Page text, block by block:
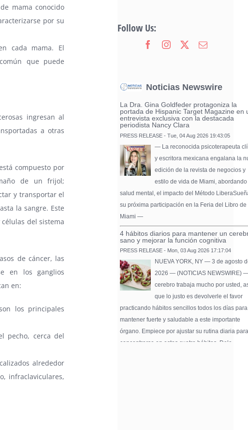
mama conocido
por su
cada mama. El
que puede
ingresan al
a otras
compuesto por
de un frijol;
y transportar el
la sangre. Este
del sistema
de cáncer, las
en los ganglios
en:
los principales
pecho, cerca del
alrededor
infraclaviculares,
Follow Us:
Noticias Newswire
La Dra. Gina Goldfeder protagoniza la
portada de Hispanic Target Magazine en
entrevista exclusiva con la destacada
periodista Nancy Clara
PRESS RELEASE - Tue, 04 Aug 2026 19:43:05
— La reconocida psicoterapeuta
y escritora mexicana engalana la
edición de la revista de negocios y
estilo de vida de Miami,
salud mental, el impacto del Método
su próxima participación en la Feria del Libro de
Miami —
4 hábitos diarios para mantener un
sano y mejorar la función cognitiva
PRESS RELEASE - Mon, 03 Aug 2026 17:17:04
NUEVA YORK, NY — 3 de agosto
2026 — (NOTICIAS NEWSWIRE)
cerebro trabaja mucho por usted,
que lo justo es devolverle el favor
practicando hábitos sencillos todos los días para
mantener fuerte y saludable a este importante
órgano. Empiece por ajustar su rutina diaria
concentrarse en estos cuatro hábitos. Dele …